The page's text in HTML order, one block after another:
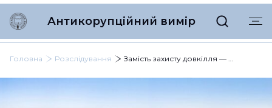
Антикорупційний вимір
Головна Розслідування Замість захисту довкілля — махінації з грошима? Що відбувається в нацпарку «Білобережжя Святослава» і чому там бояться повернення ексдиректора